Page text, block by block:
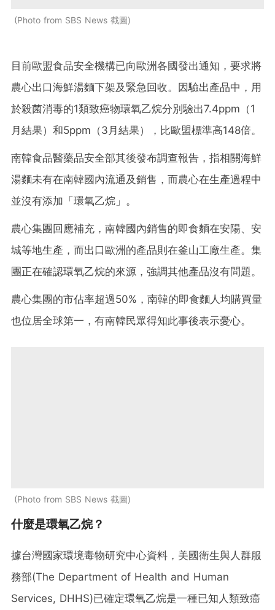
Photo from SBS News 截圖
目前歐盟食品安全機構已向歐洲各國發出通知，要求將
農心出口海鮮湯麵下架及緊急回收。因驗出產品中，用
於殺菌消毒的1類致癌物環氧乙烷分別驗出7.4ppm（1
月結果）和5ppm（3月結果），比歐盟標準高148倍。
南韓食品醫藥品安全部其後發布調查報告，指相關海鮮
湯麵未有在南韓國內流通及銷售，而農心在生產過程中
並沒有添加「環氧乙烷」。
農心集團回應補充，南韓國內銷售的即食麵在安陽、安
城等地生產，而出口歐洲的產品則在釜山工廠生產。集
團正在確認環氧乙烷的來源，強調其他產品沒有問題。
農心集團的市佔率超過50%，南韓的即食麵人均購買量
也位居全球第一，有南韓民眾得知此事後表示憂心。
Photo from SBS News 截圖
什麼是環氧乙烷？
據台灣國家環境毒物研究中心資料，美國衛生與人群服
務部(The Department of Health and Human
Services, DHHS)已確定環氧乙烷是一種已知人類致癌